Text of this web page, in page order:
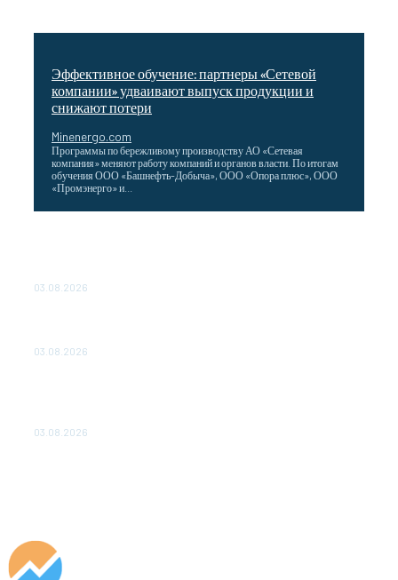
Эффективное обучение: партнеры «Сетевой
компании» удваивают выпуск продукции и
снижают потери
Minenergo.com
Программы по бережливому производству АО «Сетевая
компания» меняют работу компаний и органов власти. По итогам
обучения ООО «Башнефть-Добыча», ООО «Опора плюс», ООО
«Промэнерго» и...
03.08.2026
03.08.2026
03.08.2026